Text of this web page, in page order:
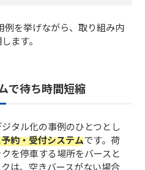
を挙げながら、取り組み内
ます。
で待ち時間短縮
タル化の事例のひとつとし
約・受付システムです。荷
を停車する場所をバースと
は、空きバースがない場合